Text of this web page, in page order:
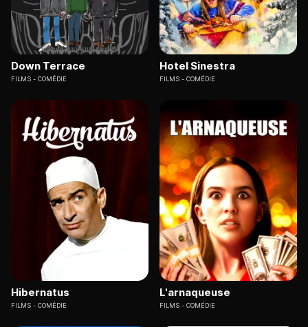
Down Terrace
FILMS COMÉDIE
Hotel Sinestra
FILMS COMÉDIE
Hibernatus
FILMS COMÉDIE
L'arnaqueuse
FILMS COMÉDIE